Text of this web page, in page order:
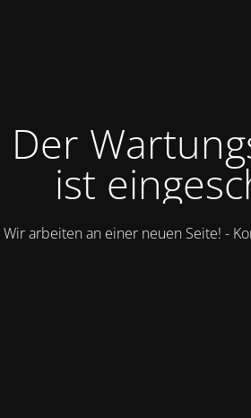
Der
ist
Wir arbeiten an einer neuen Seite! -